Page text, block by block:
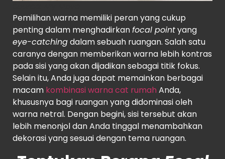
Pemilihan warna memiliki peran yang cukup
penting dalam menghadirkanfocal pointyang
eye-catchingdalam sebuah ruangan. Salah satu
caranya dengan memberikan warna lebih kontras
pada sisi yang akan dijadikan sebagai titik fokus.
Selain itu, Anda juga dapat memainkan berbagai
macam kombinasi warna cat rumah Anda,
khususnya bagi ruangan yang didominasi oleh
warna netral. Dengan begini, sisi tersebut akan
lebih menonjol dan Anda tinggal menambahkan
dekorasi yang sesuai dengan tema ruangan.